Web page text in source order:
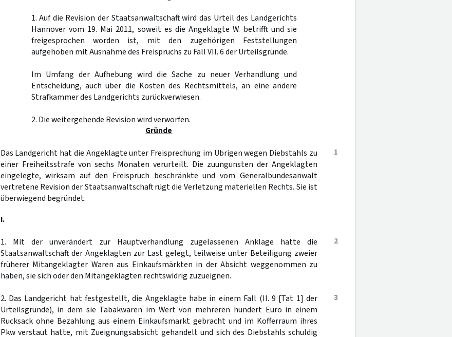
1. Auf die Revision der Staatsanwaltschaft wird das Urteil des Landgerichts
Hannover vom 19. Mai 2011, soweit es die Angeklagte W. betrifft und sie
freigesprochen worden ist, mit den zugehörigen Feststellungen
aufgehoben mit Ausnahme des Freispruchs zu Fall VII. 6 der Urteilsgründe.
Im Umfang der Aufhebung wird die Sache zu neuer Verhandlung und
Entscheidung, auch über die Kosten des Rechtsmittels, an eine andere
Strafkammer des Landgerichts zurückverwiesen.
2. Die weitergehende Revision wird verworfen.
Gründe
1
Das Landgericht hat die Angeklagte unter Freisprechung im Übrigen wegen Diebstahls zu
einer Freiheitsstrafe von sechs Monaten verurteilt. Die zuungunsten der Angeklagten
eingelegte, wirksam auf den Freispruch beschränkte und vom Generalbundesanwalt
vertretene Revision der Staatsanwaltschaft rügt die Verletzung materiellen Rechts. Sie ist
überwiegend begründet.
I.
2
1. Mit der unverändert zur Hauptverhandlung zugelassenen Anklage hatte die
Staatsanwaltschaft der Angeklagten zur Last gelegt, teilweise unter Beteiligung zweier
früherer Mitangeklagter Waren aus Einkaufsmärkten in der Absicht weggenommen zu
haben, sie sich oder den Mitangeklagten rechtswidrig zuzueignen.
3
2. Das Landgericht hat festgestellt, die Angeklagte habe in einem Fall (II. 9 [Tat 1] der
Urteilsgründe), in dem sie Tabakwaren im Wert von mehreren hundert Euro in einem
Rucksack ohne Bezahlung aus einem Einkaufsmarkt gebracht und im Kofferraum ihres
Pkw verstaut hatte, mit Zueignungsabsicht gehandelt und sich des Diebstahls schuldig